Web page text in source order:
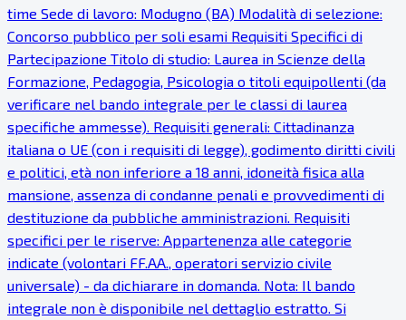
time Sede di lavoro: Modugno (BA) Modalità di selezione:
Concorso pubblico per soli esami Requisiti Specifici di
Partecipazione Titolo di studio: Laurea in Scienze della
Formazione, Pedagogia, Psicologia o titoli equipollenti (da
verificare nel bando integrale per le classi di laurea
specifiche ammesse). Requisiti generali: Cittadinanza
italiana o UE (con i requisiti di legge), godimento diritti civili
e politici, età non inferiore a 18 anni, idoneità fisica alla
mansione, assenza di condanne penali e provvedimenti di
destituzione da pubbliche amministrazioni. Requisiti
specifici per le riserve: Appartenenza alle categorie
indicate (volontari FF.AA., operatori servizio civile
universale) - da dichiarare in domanda. Nota: Il bando
integrale non è disponibile nel dettaglio estratto. Si